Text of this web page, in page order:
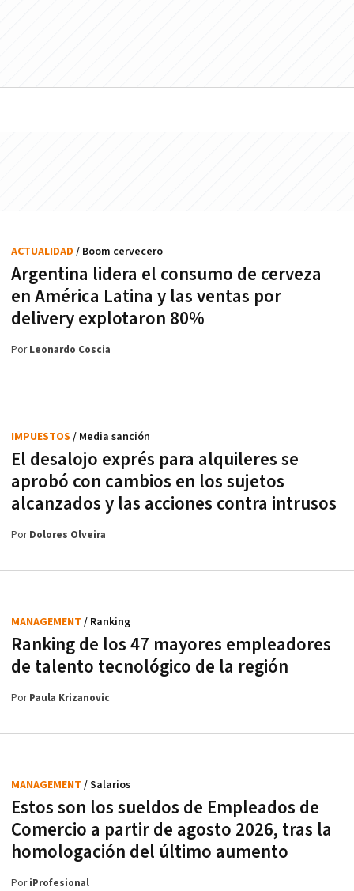
Argentina lidera el consumo de cerveza
en América Latina y las ventas por
delivery explotaron 80%
ACTUALIDAD / Boom cervecero
PorLeonardo Coscia
El desalojo exprés para alquileres se
aprobó con cambios en los sujetos
alcanzados y las acciones contra intrusos
IMPUESTOS / Media sanción
PorDolores Olveira
Ranking de los 47 mayores empleadores
de talento tecnológico de la región
MANAGEMENT / Ranking
PorPaula Krizanovic
Estos son los sueldos de Empleados de
Comercio a partir de agosto 2026, tras la
homologación del último aumento
MANAGEMENT / Salarios
PoriProfesional